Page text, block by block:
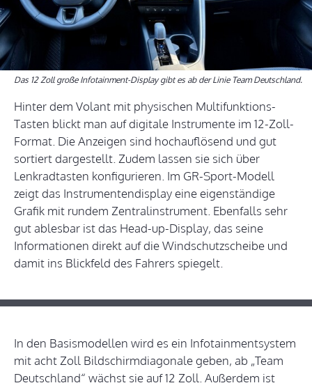
Das 12 Zoll große Infotainment-Display gibt es ab der Linie Team Deutschland.
Hinter dem Volant mit physischen Multifunktions-
Tasten blickt man auf digitale Instrumente im 12-Zoll-
Format. Die Anzeigen sind hochauflösend und gut
sortiert dargestellt. Zudem lassen sie sich über
Lenkradtasten konfigurieren. Im GR-Sport-Modell
zeigt das Instrumentendisplay eine eigenständige
Grafik mit rundem Zentralinstrument. Ebenfalls sehr
gut ablesbar ist das Head-up-Display, das seine
Informationen direkt auf die Windschutzscheibe und
damit ins Blickfeld des Fahrers spiegelt.
In den Basismodellen wird es ein Infotainmentsystem
mit acht Zoll Bildschirmdiagonale geben, ab „Team
Deutschland“ wächst sie auf 12 Zoll. Außerdem ist